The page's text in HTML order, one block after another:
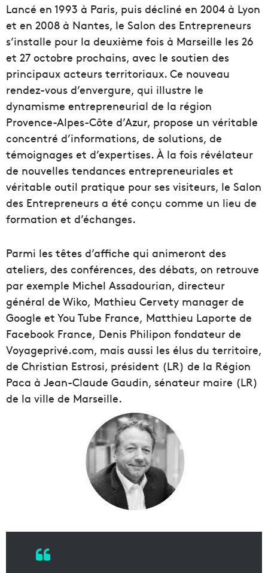
Lancé en 1993 à Paris, puis décliné en 2004 à Lyon
et en 2008 à Nantes, le Salon des Entrepreneurs
s’installe pour la deuxième fois à Marseille les 26
et 27 octobre prochains, avec le soutien des
principaux acteurs territoriaux. Ce nouveau
rendez-vous d’envergure, qui illustre le
dynamisme entrepreneurial de la région
Provence-Alpes-Côte d’Azur, propose un véritable
concentré d’informations, de solutions, de
témoignages et d’expertises. À la fois révélateur
de nouvelles tendances entrepreneuriales et
véritable outil pratique pour ses visiteurs, le Salon
des Entrepreneurs a été conçu comme un lieu de
formation et d’échanges.
Parmi les têtes d’affiche qui animeront des
ateliers, des conférences, des débats, on retrouve
par exemple Michel Assadourian, directeur
général de Wiko, Mathieu Cervety manager de
Google et You Tube France, Matthieu Laporte de
Facebook France, Denis Philipon fondateur de
Voyageprivé.com, mais aussi les élus du territoire,
de Christian Estrosi, président (LR) de la Région
Paca à Jean-Claude Gaudin, sénateur maire (LR)
de la ville de Marseille.